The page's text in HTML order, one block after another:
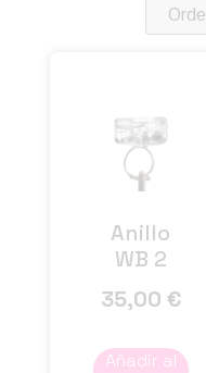
Anillo
WB 2
35,00 €
Añadir al